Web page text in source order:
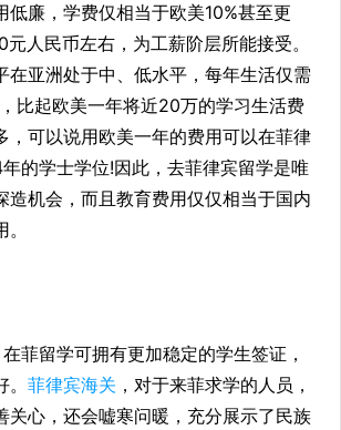
低廉，学费仅相当于欧美10%甚至更
人民币左右，为工薪阶层所能接受。
在亚洲处于中、低水平，每年生活仅需
比起欧美一年将近20万的学习生活费
，可以说用欧美一年的费用可以在菲律
的学士学位!因此，去菲律宾留学是唯
造机会，而且教育费用仅仅相当于国内
菲留学可拥有更加稳定的学生签证，
菲律宾海关 ，对于来菲求学的人员，
关心，还会嘘寒问暖，充分展示了民族